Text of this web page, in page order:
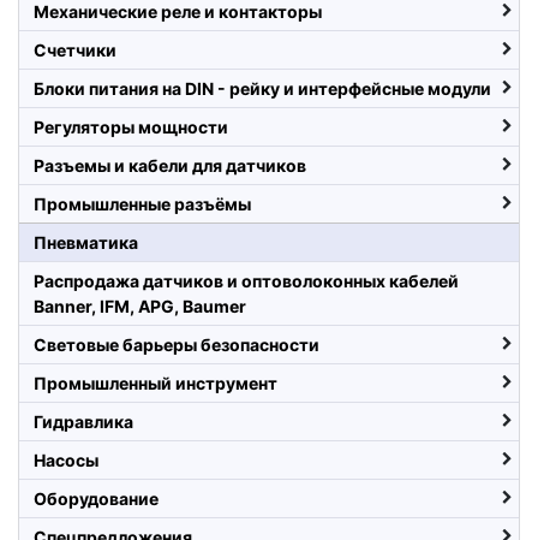
Механические реле и контакторы
Счетчики
Блоки питания на DIN - рейку и интерфейсные модули
Регуляторы мощности
Разъемы и кабели для датчиков
Промышленные разъёмы
Пневматика
Распродажа датчиков и оптоволоконных кабелей
Banner, IFM, APG, Baumer
Световые барьеры безопасности
Промышленный инструмент
Гидравлика
Насосы
Оборудование